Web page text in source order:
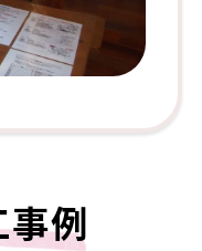
例